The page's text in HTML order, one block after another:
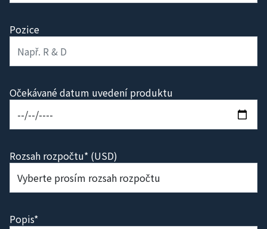
Pozice
Očekávané datum uvedení produktu
Rozsah rozpočtu* (USD)
Popis*